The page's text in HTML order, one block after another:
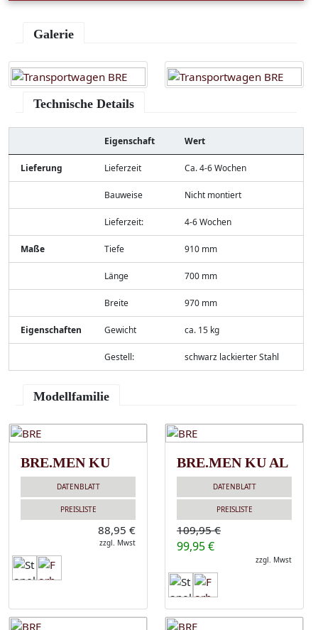
Galerie
Technische Details
Eigenschaft Wert
Lieferung Lieferzeit Ca. 4-6 Wochen
Bauweise Nicht montiert
Lieferzeit: 4-6 Wochen
Maße Tiefe 910 mm
Länge 700 mm
Breite 970 mm
Eigenschaften Gewicht ca. 15 kg
Gestell: schwarz lackierter Stahl
Modellfamilie
BRE.MEN KU
DATENBLATT
PREISLISTE
88,95 €
zzgl. Mwst
BRE.MEN KU AL
DATENBLATT
PREISLISTE
109,95 €
99,95 €
zzgl. Mwst